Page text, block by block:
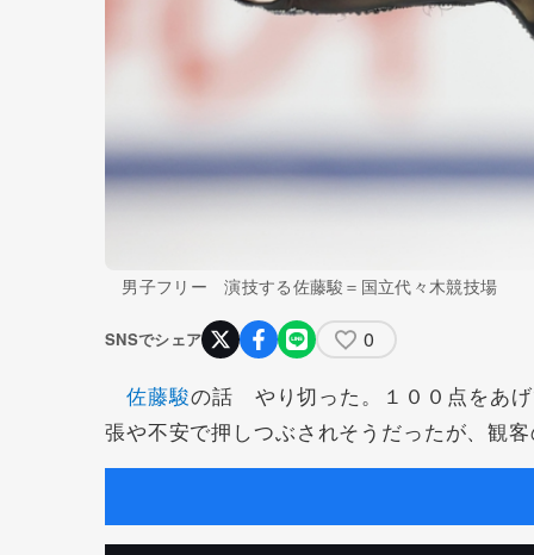
男子フリー 演技する佐藤駿＝国立代々木競技場
SNSでシェア 0
佐藤駿の話 やり切った。１００点をあ
張や不安で押しつぶされそうだったが、観